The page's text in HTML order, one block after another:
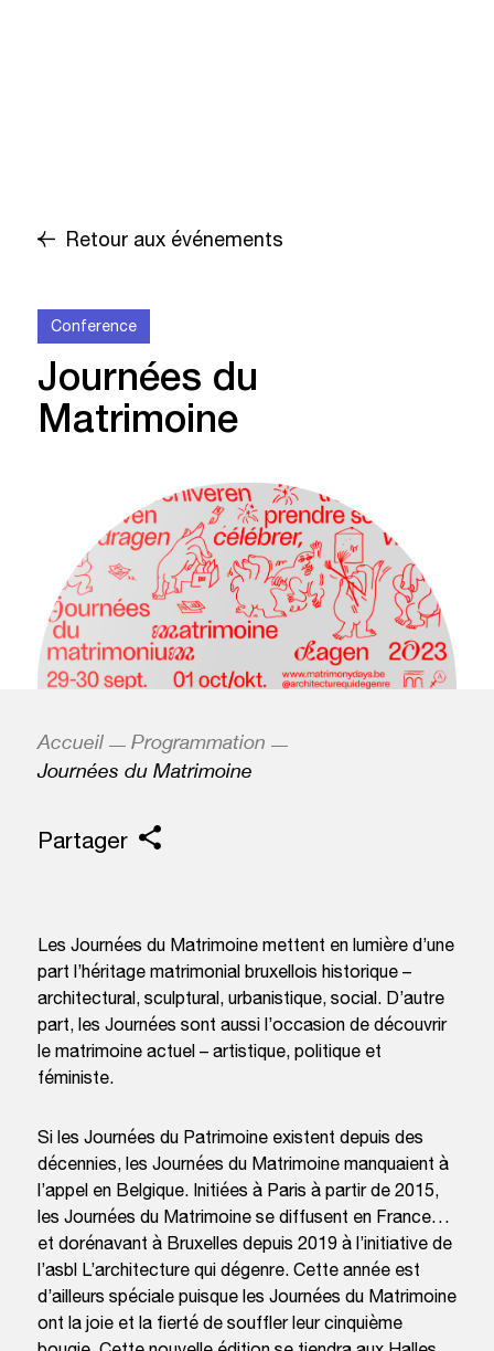
Retour aux événements
Conference
Journées du
Matrimoine
Accueil
Programmation
Journées du Matrimoine
Partager
Les Journées du Matrimoine mettent en lumière d’une
part l’héritage matrimonial bruxellois historique –
architectural, sculptural, urbanistique, social. D’autre
part, les Journées sont aussi l’occasion de découvrir
le matrimoine actuel – artistique, politique et
féministe.
Si les Journées du Patrimoine existent depuis des
décennies, les Journées du Matrimoine manquaient à
l’appel en Belgique. Initiées à Paris à partir de 2015,
les Journées du Matrimoine se diffusent en France…
et dorénavant à Bruxelles depuis 2019 à l’initiative de
l’asbl L’architecture qui dégenre. Cette année est
d’ailleurs spéciale puisque les Journées du Matrimoine
ont la joie et la fierté de souffler leur cinquième